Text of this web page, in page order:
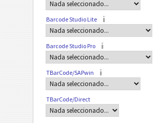
Barcode Studio Lite
Barcode Studio Pro
TBarCode/SAPwin
TBarCode/Direct